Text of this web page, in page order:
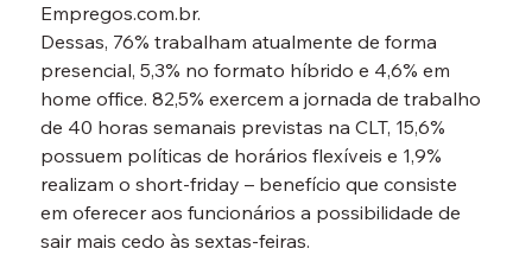
Empregos.com.br.
Dessas, 76% trabalham atualmente de forma
presencial, 5,3% no formato híbrido e 4,6% em
home office. 82,5% exercem a jornada de trabalho
de 40 horas semanais previstas na CLT, 15,6%
possuem políticas de horários flexíveis e 1,9%
realizam o short-friday – benefício que consiste
em oferecer aos funcionários a possibilidade de
sair mais cedo às sextas-feiras.